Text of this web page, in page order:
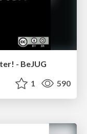
- BeJUG
1 590